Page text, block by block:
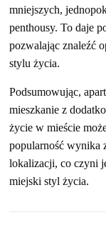
mniejszych,
penthousy. To daje
pozwalając znaleźć
stylu życia.
Podsumowując,
mieszkanie z
życie w mieście
popularność wynika
lokalizacji, co czyni
miejski styl życia.